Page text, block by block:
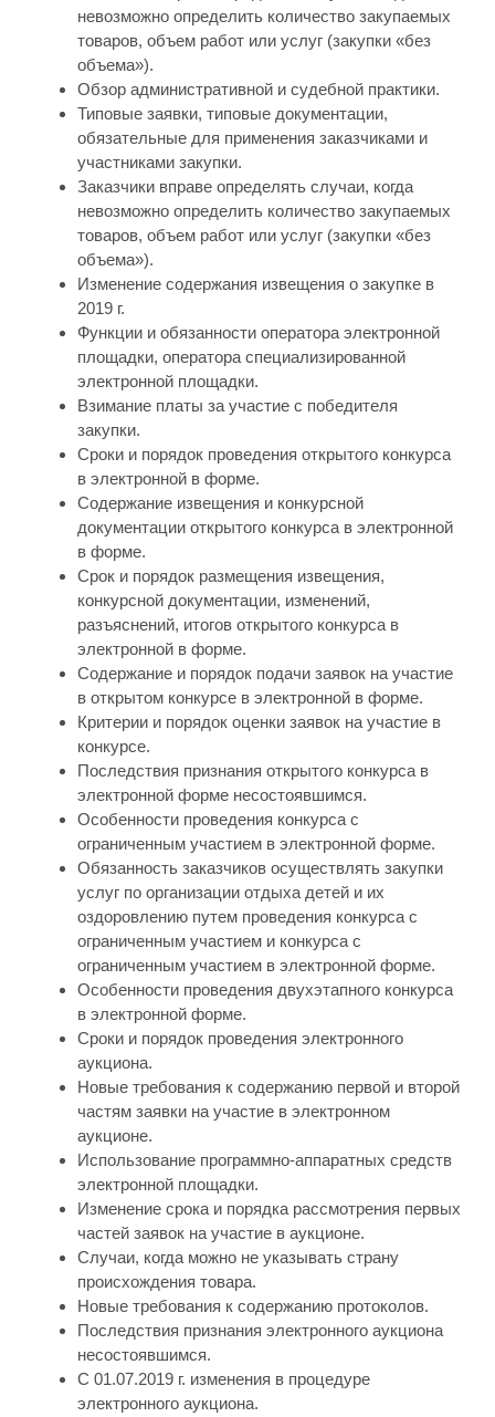
невозможно определить количество закупаемых
товаров, объем работ или услуг (закупки «без
объема»).
Обзор административной и судебной практики.
Типовые заявки, типовые документации,
обязательные для применения заказчиками и
участниками закупки.
Заказчики вправе определять случаи, когда
невозможно определить количество закупаемых
товаров, объем работ или услуг (закупки «без
объема»).
Изменение содержания извещения о закупке в
2019 г.
Функции и обязанности оператора электронной
площадки, оператора специализированной
электронной площадки.
Взимание платы за участие с победителя
закупки.
Сроки и порядок проведения открытого конкурса
в электронной в форме.
Содержание извещения и конкурсной
документации открытого конкурса в электронной
в форме.
Срок и порядок размещения извещения,
конкурсной документации, изменений,
разъяснений, итогов открытого конкурса в
электронной в форме.
Содержание и порядок подачи заявок на участие
в открытом конкурсе в электронной в форме.
Критерии и порядок оценки заявок на участие в
конкурсе.
Последствия признания открытого конкурса в
электронной форме несостоявшимся.
Особенности проведения конкурса с
ограниченным участием в электронной форме.
Обязанность заказчиков осуществлять закупки
услуг по организации отдыха детей и их
оздоровлению путем проведения конкурса с
ограниченным участием и конкурса с
ограниченным участием в электронной форме.
Особенности проведения двухэтапного конкурса
в электронной форме.
Сроки и порядок проведения электронного
аукциона.
Новые требования к содержанию первой и второй
частям заявки на участие в электронном
аукционе.
Использование программно-аппаратных средств
электронной площадки.
Изменение срока и порядка рассмотрения первых
частей заявок на участие в аукционе.
Случаи, когда можно не указывать страну
происхождения товара.
Новые требования к содержанию протоколов.
Последствия признания электронного аукциона
несостоявшимся.
С 01.07.2019 г. изменения в процедуре
электронного аукциона.